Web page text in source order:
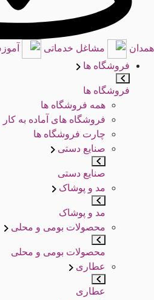
همدان مشاغل خدماتی
فروشگاه ها
فروشگاه ها
همه فروشگاه ها
فروشگاه های آماده به کار
چارت فروشگاه ها
صنایع دستی
صنایع دستی
مد و پوشاک
مد و پوشاک
محصولات بومی و محلی
محصولات بومی و محلی
عطاری
عطاری